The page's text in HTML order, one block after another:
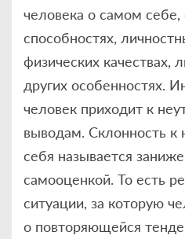
человека о самом себе,
способностях,
физических качествах,
других особенностях.
человек приходит к
выводам. Склонность к
себя называется
самооценкой. То есть
ситуации, за которую
о повторяющейся